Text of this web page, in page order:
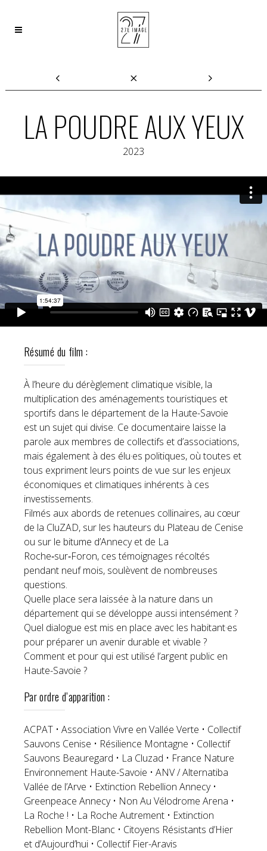
LA POUDRE AUX YEUX
2023
Résumé du film :
À l’heure du dérèglement climatique visible, la
multiplication des aménagements touristiques et
sportifs dans le département de la Haute-Savoie
est un sujet qui divise. Ce documentaire laisse la
parole aux membres de collectifs et d’associations,
mais également à des élu·es politiques, où toutes et
tous expriment leurs points de vue sur les enjeux
économiques et climatiques inhérents à ces
investissements.
Filmés aux abords de retenues collinaires, au cœur
de la CluZAD, sur les hauteurs du Plateau de Cenise
ou sur le bitume d’Annecy et de La
Roche‑sur‑Foron, ces témoignages récoltés
pendant neuf mois, soulèvent de nombreuses
questions.
Quelle place sera laissée à la nature dans un
département qui se développe aussi intensément ?
Quel dialogue est mis en place avec les habitant·es
pour préparer un avenir durable et vivable ?
Comment et pour qui est utilisé l’argent public en
Haute-Savoie ?
Par ordre d’apparition :
ACPAT • Association Vivre en Vallée Verte • Collectif
Sauvons Cenise • Résilience Montagne • Collectif
Sauvons Beauregard • La Cluzad • France Nature
Environnement Haute-Savoie • ANV / Alternatiba
Vallée de l’Arve • Extinction Rebellion Annecy •
Greenpeace Annecy • Non Au Vélodrome Arena •
La Roche ! • La Roche Autrement • Extinction
Rebellion Mont-Blanc • Citoyens Résistants d’Hier
et d’Aujourd’hui • Collectif Fier-Aravis